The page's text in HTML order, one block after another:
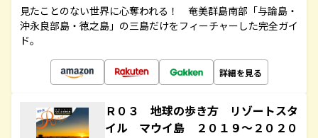
見たことのない世界に心奪われる！ 奄美群島南部「与論島・
沖永良部島・徳之島」の三島だけをフィーチャーした完全ガイ
ド。
詳細を見る
Ｒ０３ 地球の歩き方 リゾートスタ
イル マウイ島 ２０１９～２０２０